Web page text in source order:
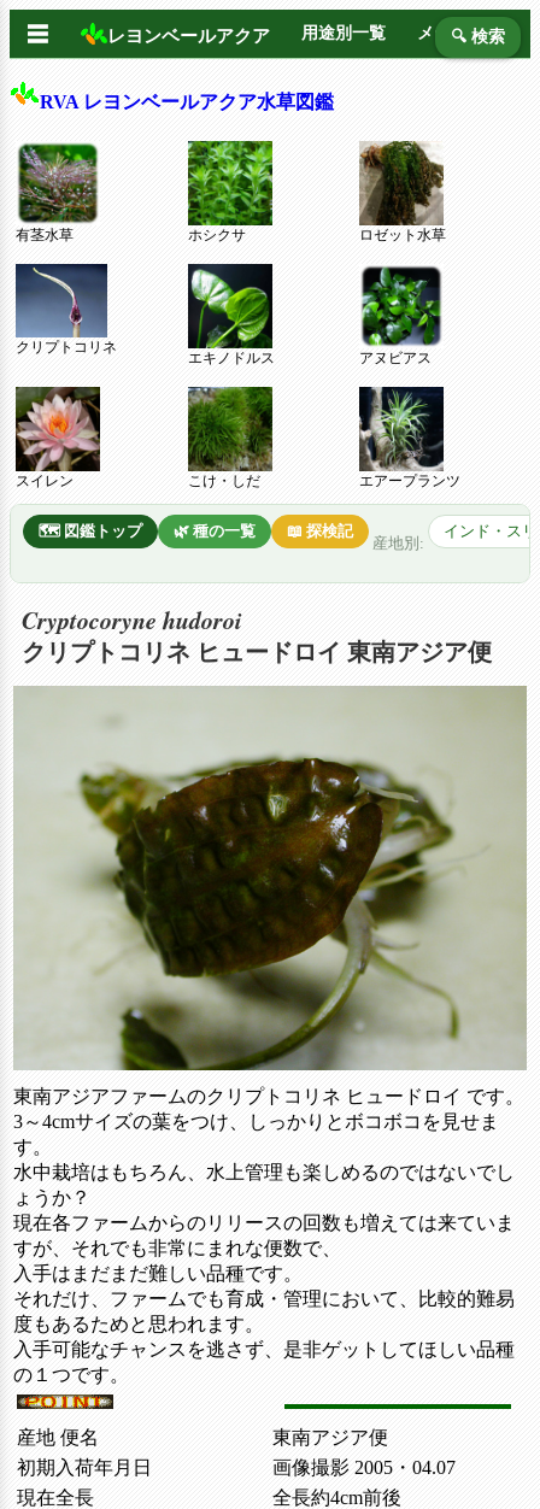
☰ レヨンベールアクア 用途別一覧 メーカー別
🔍 検索
RVA レヨンベールアクア水草図鑑
有茎水草 ホシクサ ロゼット水草
クリプトコリネ
エキノドルス アヌビアス
スイレン こけ・しだ エアープランツ
🗺️ 図鑑トップ 🌿 種の一覧 📖 探検記
産地別:
インド・ス
Cryptocoryne hudoroi
クリプトコリネ ヒュードロイ 東南アジア便
東南アジアファームのクリプトコリネ ヒュードロイ です。
3～4cmサイズの葉をつけ、しっかりとボコボコを見せま
す。
水中栽培はもちろん、水上管理も楽しめるのではないでし
ょうか？
現在各ファームからのリリースの回数も増えては来ていま
すが、それでも非常にまれな便数で、
入手はまだまだ難しい品種です。
それだけ、ファームでも育成・管理において、比較的難易
度もあるためと思われます。
入手可能なチャンスを逃さず、是非ゲットしてほしい品種
の１つです。
産地 便名
東南アジア便
初期入荷年月日
画像撮影 2005・04.07
現在全長
全長約4cm前後